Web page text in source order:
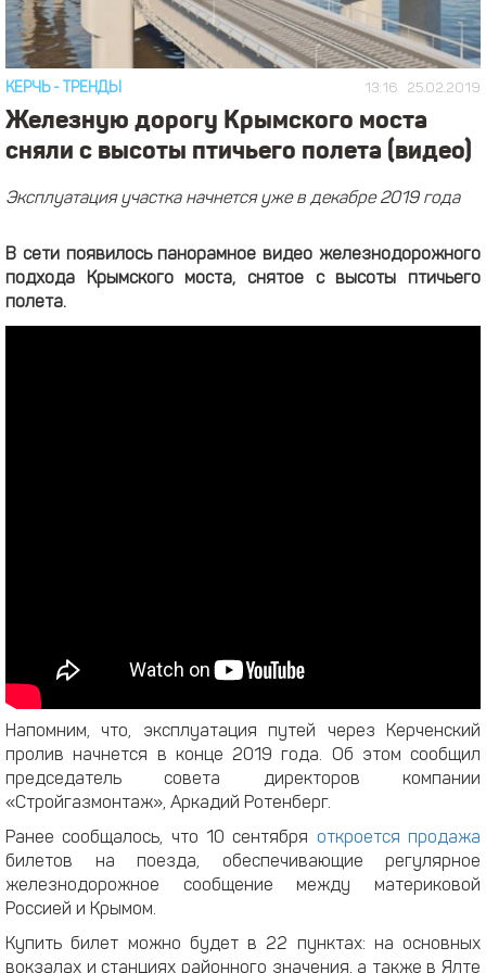
13:16 25.02.2019
КЕРЧЬ- ТРЕНДЫ
Железную дорогу Крымского моста
сняли с высоты птичьего полета (видео)
Эксплуатация участка начнется уже в декабре 2019 года
В сети появилось панорамное видео железнодорожного
подхода Крымского моста, снятое с высоты птичьего
полета.
Напомним, что, эксплуатация путей через Керченский
пролив начнется в конце 2019 года. Об этом сообщил
председатель совета директоров компании
«Стройгазмонтаж», Аркадий Ротенберг.
Ранее сообщалось, что 10 сентября откроется продажа
билетов на поезда, обеспечивающие регулярное
железнодорожное сообщение между материковой
Россией и Крымом.
Купить билет можно будет в 22 пунктах: на основных
вокзалах и станциях районного значения, а также в Ялте